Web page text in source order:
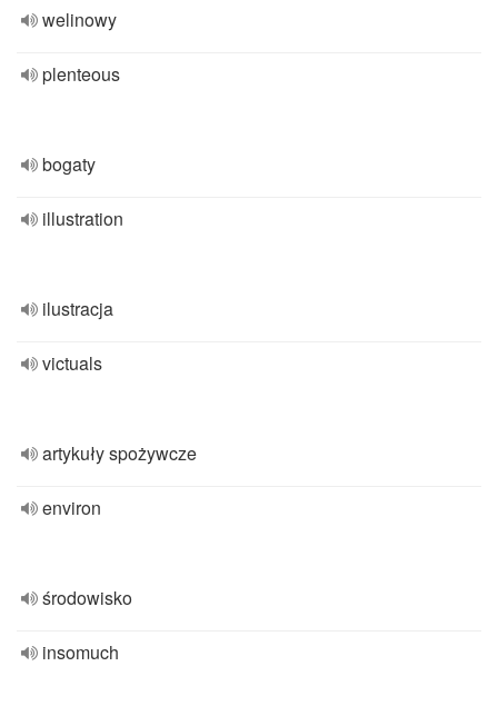
welinowy
plenteous
bogaty
illustration
ilustracja
victuals
artykuły spożywcze
environ
środowisko
insomuch